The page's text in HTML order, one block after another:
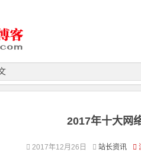
2017年十大网
2017年12月26日 站长资讯